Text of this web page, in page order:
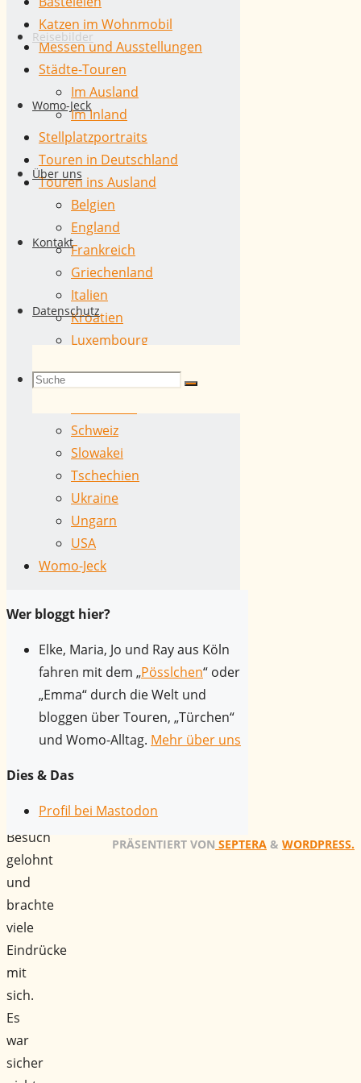
Inhalt
springen
Reisebilder
Womo-Jeck
Über uns
Kontakt
Datenschutz
Suche
Suchen
nach:
Suche
hier
einzelnen
Galerien
zusammengestellt.
Einige
davon
fast
die
Erinnerungen
einfach
Stadt
Paris
natürlich
Trotzdem
hat
der
Besuch
gelohnt
und
brachte
viele
Eindrücke
mit
sich.
Es
war
sicher
Katzen im Wohnmobil
Messen und Ausstellungen
Städte-Touren
Im Ausland
Im Inland
Stellplatzportraits
Touren in Deutschland
Touren ins Ausland
Belgien
England
Frankreich
Griechenland
Italien
Kroatien
Luxembourg
Rumänien
Schweiz
Slowakei
Tschechien
Ukraine
Ungarn
USA
Womo-Jeck
Wer bloggt hier?
Elke, Maria, Jo und Ray aus Köln
fahren mit dem „Pösslchen“ oder
„Emma“ durch die Welt und
bloggen über Touren, „Türchen“
und Womo-Alltag. Mehr über uns
Dies & Das
Profil bei Mastodon
PRÄSENTIERT VON SEPTERA & WORDPRESS.